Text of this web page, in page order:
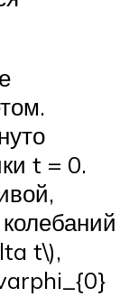
t = 0.
t\),